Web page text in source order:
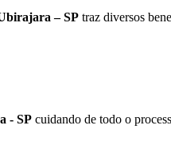
– SP traz diversos
- SP cuidando de todo o